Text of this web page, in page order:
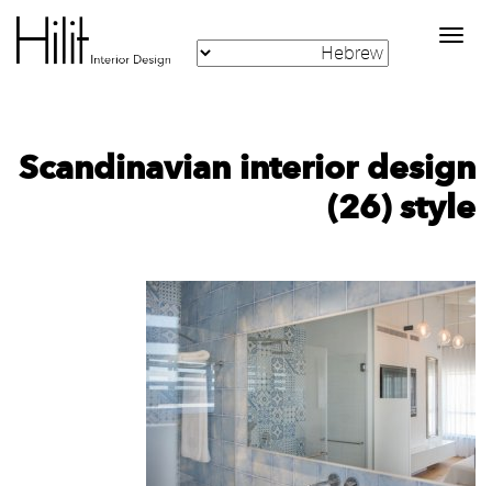
Toggle
navigation
‪Scandinavian interior design
style‬‏ (26)